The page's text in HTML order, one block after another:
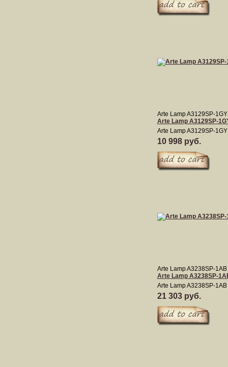
Arte Lamp A3129SP-1GY
Arte Lamp A3129SP-
Arte Lamp A3129SP-1GY
10 998 руб.
Arte Lamp A3238SP-1AB
Arte Lamp A3238SP-
Arte Lamp A3238SP-1AB
21 303 руб.